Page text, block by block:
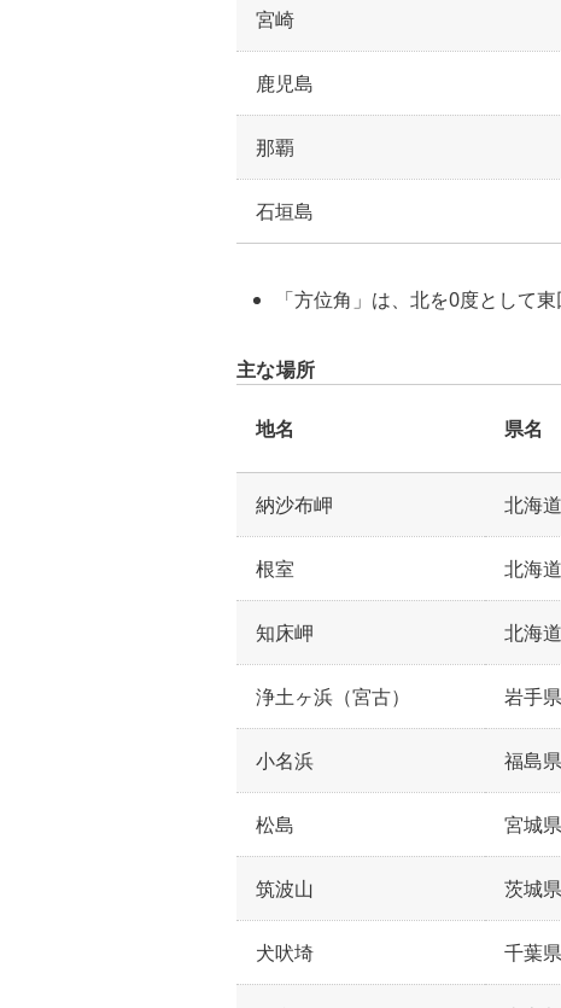
宮崎
鹿児島
那覇
石垣島
「方位角」は、北を0度として東
主な場所
地名 県名
納沙布岬 北海道
根室 北海道
知床岬 北海道
浄土ヶ浜（宮古） 岩手県
小名浜 福島県
松島 宮城県
筑波山 茨城県
犬吠埼 千葉県